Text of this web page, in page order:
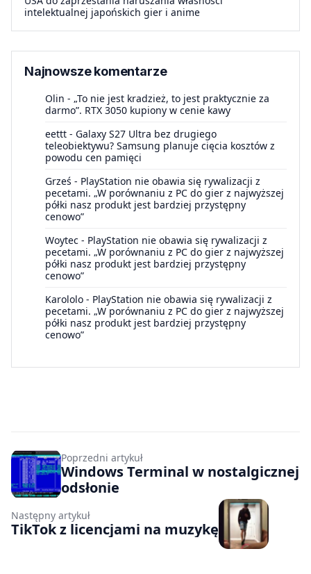
intelektualnej japońskich gier i anime
Najnowsze komentarze
Olin - „To nie jest kradzież, to jest praktycznie za
darmo”. RTX 3050 kupiony w cenie kawy
eettt - Galaxy S27 Ultra bez drugiego
teleobiektywu? Samsung planuje cięcia kosztów z
powodu cen pamięci
Grześ - PlayStation nie obawia się rywalizacji z
pecetami. „W porównaniu z PC do gier z najwyższej
półki nasz produkt jest bardziej przystępny
cenowo”
Woytec - PlayStation nie obawia się rywalizacji z
pecetami. „W porównaniu z PC do gier z najwyższej
półki nasz produkt jest bardziej przystępny
cenowo”
Karololo - PlayStation nie obawia się rywalizacji z
pecetami. „W porównaniu z PC do gier z najwyższej
półki nasz produkt jest bardziej przystępny
cenowo”
Poprzedni artykuł
Windows Terminal w nostalgicznej
odsłonie
Następny artykuł
TikTok z licencjami na muzykę